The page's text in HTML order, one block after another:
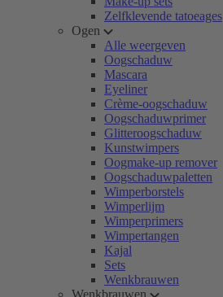
Zelfklevende tatoeages
Ogen
Alle weergeven
Oogschaduw
Mascara
Eyeliner
Crème-oogschaduw
Oogschaduwprimer
Glitteroogschaduw
Kunstwimpers
Oogmake-up remover
Oogschaduwpaletten
Wimperborstels
Wimperlijm
Wimperprimers
Wimpertangen
Kajal
Sets
Wenkbrauwen
Wenkbrauwen